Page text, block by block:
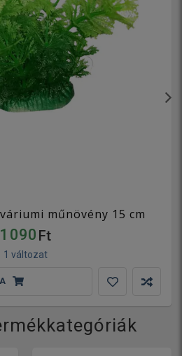
műnövény 15 cm
1 090 Ft
1 változat